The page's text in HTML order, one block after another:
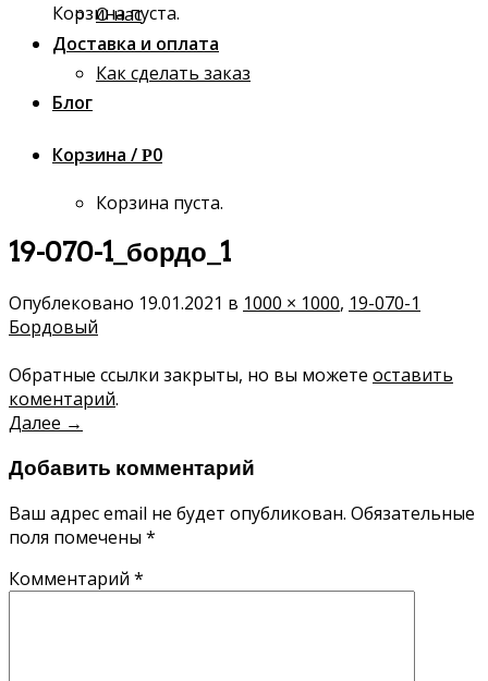
Корзина пуста.
О нас
Доставка и оплата
Как сделать заказ
Блог
Корзина / Р0
Корзина пуста.
19-070-1_бордо_1
Опублековано 19.01.2021 в 1000 × 1000, 19-070-1
Бордовый
Обратные ссылки закрыты, но вы можете оставить
коментарий.
Далее →
Добавить комментарий
Ваш адрес email не будет опубликован. Обязательные
поля помечены *
Комментарий *